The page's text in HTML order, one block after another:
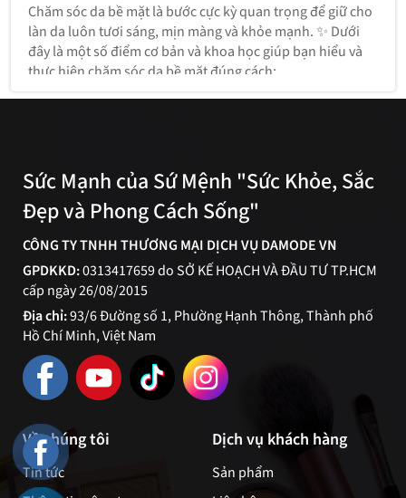
Chăm sóc da bề mặt là bước cực kỳ quan trọng để giữ cho
làn da luôn tươi sáng, mịn màng và khỏe mạnh. ✨ Dưới
đây là một số điểm cơ bản và khoa học giúp bạn hiểu và
thực hiện chăm sóc da bề mặt đúng cách:
Sức Mạnh của Sứ Mệnh "Sức Khỏe, Sắc
Đẹp và Phong Cách Sống"
CÔNG TY TNHH THƯƠNG MẠI DỊCH VỤ DAMODE VN
GPDKKD:0313417659 do SỞ KẾ HOẠCH VÀ ĐẦU TƯ TP.HCM
cấp ngày 26/08/2015
Địa chỉ:93/6 Đường số 1, Phường Hạnh Thông, Thành phố
Hồ Chí Minh, Việt Nam
Về chúng tôi
Tin tức
Dịch vụ khách hàng
Sản phẩm